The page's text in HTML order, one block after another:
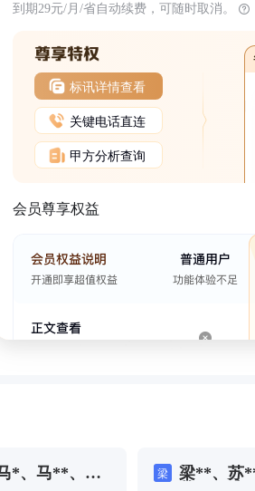
到期29元/月/省自动续费，可随时取消。
标讯详情查看
关键电话直连
甲方分析查询
会员尊享权益
*、马**、黄
梁
梁**、苏